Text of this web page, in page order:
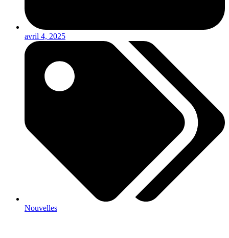
avril 4, 2025
Nouvelles